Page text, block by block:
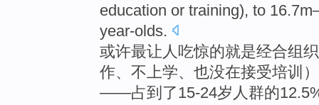
education or training), to
year-olds.
或许最让 人 吃惊的就是经合组
作、 不 上学、 也没在接受培训
——占到了15-24岁人群的